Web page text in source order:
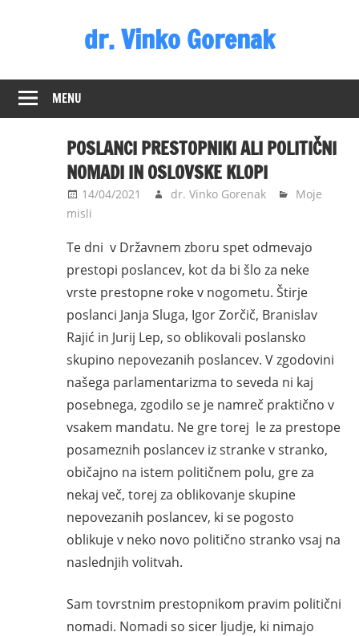
dr. Vinko Gorenak
poslanec
DZ
MENU
POSLANCI PRESTOPNIKI ALI POLITIČNI
NOMADI IN OSLOVSKE KLOPI
14/04/2021 dr. Vinko Gorenak
Moje
misli
Te dni v Državnem zboru spet odmevajo
prestopi poslancev, kot da bi šlo za neke
vrste prestopne roke v nogometu. Štirje
poslanci Janja Sluga, Igor Zorčič, Branislav
Rajić in Jurij Lep, so oblikovali poslansko
skupino nepovezanih poslancev. V zgodovini
našega parlamentarizma to seveda ni kaj
posebnega, zgodilo se je namreč praktično v
vsakem mandatu. Ne gre torej le za prestope
posameznih poslancev iz stranke v stranko,
običajno na istem političnem polu, gre za
nekaj več, torej za oblikovanje skupine
nepovezanih poslancev, ki se pogosto
oblikuje v neko novo politično stranko vsaj na
naslednjih volitvah.
Sam tovrstnim prestopnikom pravim politični
nomadi. Nomadi so sicer ljudje, ki nimajo